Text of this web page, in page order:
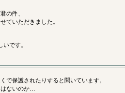
の件、
ていただきました。
です。
で保護されたりすると聞いています。
はないのか…